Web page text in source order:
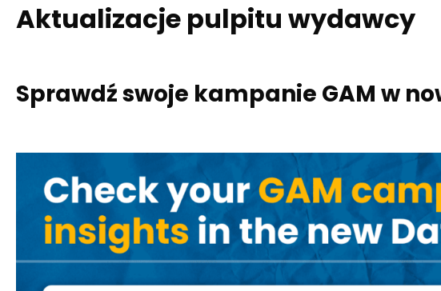
Aktualizacje pulpitu wydawcy
Sprawdź swoje kampanie GAM w